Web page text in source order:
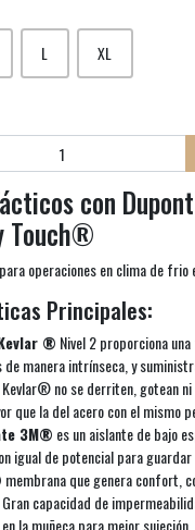
L XL
con
Touch®
operaciones en clima de frio
Principales:
® Nivel 2 proporciona
de manera intrínseca, y
no se derriten, gotean
que la del acero con el mismo
3M® es un aislante de bajo
igual de potencial para
membrana que genera confort,
capacidad de
en la muñeca para mejor sujeción.